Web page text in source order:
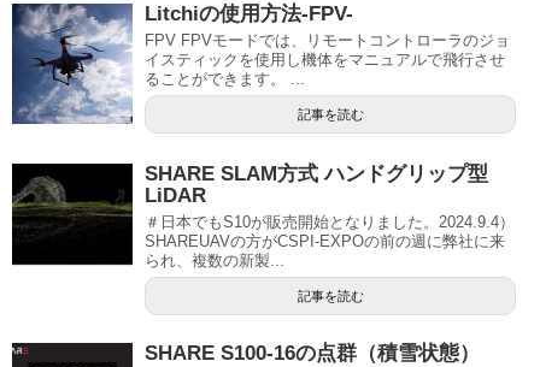
Litchiの使用方法-FPV-
FPV FPVモードでは、リモートコントローラのジョ
イスティックを使用し機体をマニュアルで飛行させ
ることができます。 ...
記事を読む
SHARE SLAM方式 ハンドグリップ型
LiDAR
＃日本でもS10が販売開始となりました。2024.9.4）
SHAREUAVの方がCSPI-EXPOの前の週に弊社に来
られ、複数の新製...
記事を読む
SHARE S100-16の点群（積雪状態）